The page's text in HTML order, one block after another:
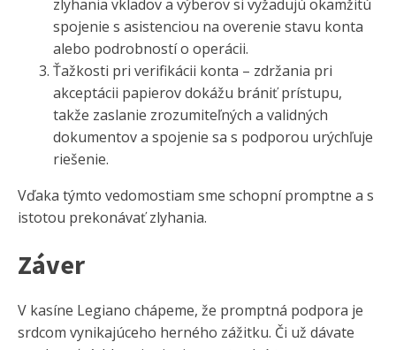
zlyhania vkladov a výberov si vyžadujú okamžitú
spojenie s asistenciou na overenie stavu konta
alebo podrobností o operácii.
Ťažkosti pri verifikácii konta – zdržania pri
akceptácii papierov dokážu brániť prístupu,
takže zaslanie zrozumiteľných a validných
dokumentov a spojenie sa s podporou urýchľuje
riešenie.
Vďaka týmto vedomostiam sme schopní promptne a s
istotou prekonávať zlyhania.
Záver
V kasíne Legiano chápeme, že promptná podpora je
srdcom vynikajúceho herného zážitku. Či už dávate